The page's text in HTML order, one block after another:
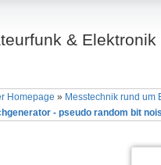
& Elektronik
Homepage » Messtechnik rund um
- pseudo random bit